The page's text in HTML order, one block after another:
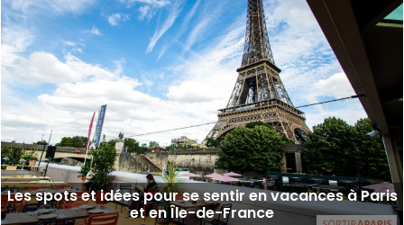
Les spots et idées pour se sentir en vacances à Paris
et en Île-de-France